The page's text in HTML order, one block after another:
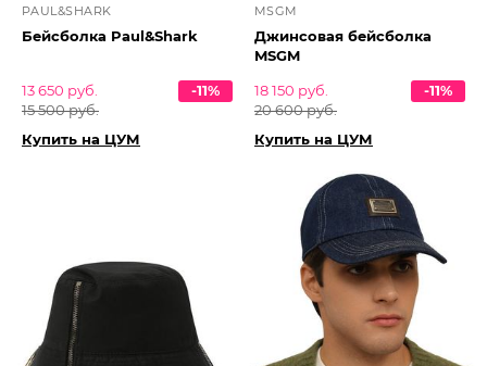
PAUL&SHARK
Бейсболка Paul&Shark
13 650 руб.
15 500 руб.
-11%
Купить на ЦУМ
MSGM
Джинсовая бейсболка
MSGM
18 150 руб.
20 600 руб.
-11%
Купить на ЦУМ